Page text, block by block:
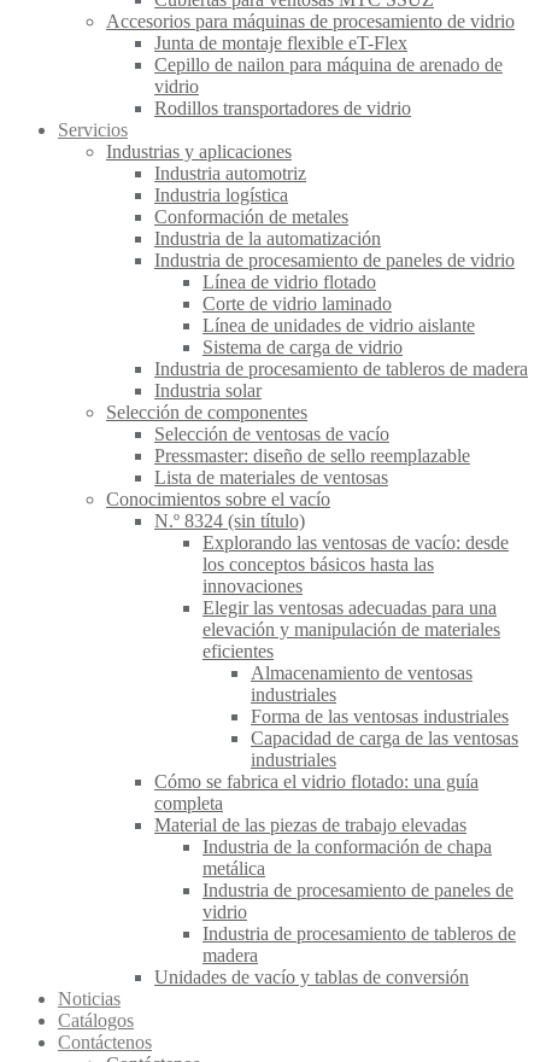
Accesorios para máquinas de procesamiento de vidrio
Junta de montaje flexible eT-Flex
Cepillo de nailon para máquina de arenado de
vidrio
Rodillos transportadores de vidrio
Servicios
Industrias y aplicaciones
Industria automotriz
Industria logística
Conformación de metales
Industria de la automatización
Industria de procesamiento de paneles de vidrio
Línea de vidrio flotado
Corte de vidrio laminado
Línea de unidades de vidrio aislante
Sistema de carga de vidrio
Industria de procesamiento de tableros de madera
Industria solar
Selección de componentes
Selección de ventosas de vacío
Pressmaster: diseño de sello reemplazable
Lista de materiales de ventosas
Conocimientos sobre el vacío
N.º 8324 (sin título)
Explorando las ventosas de vacío: desde
los conceptos básicos hasta las
innovaciones
Elegir las ventosas adecuadas para una
elevación y manipulación de materiales
eficientes
Almacenamiento de ventosas
industriales
Forma de las ventosas industriales
Capacidad de carga de las ventosas
industriales
Cómo se fabrica el vidrio flotado: una guía
completa
Material de las piezas de trabajo elevadas
Industria de la conformación de chapa
metálica
Industria de procesamiento de paneles de
vidrio
Industria de procesamiento de tableros de
madera
Unidades de vacío y tablas de conversión
Noticias
Catálogos
Contáctenos